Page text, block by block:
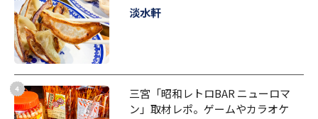
淡水軒
三宮「昭和レトロBAR ニューロマ
ン」取材レポ。ゲームやカラオケ